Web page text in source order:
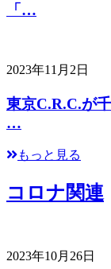
「…
2023年11月2日
東京C.R.C.が
…
もっと見る
コロナ関連
2023年10月26日